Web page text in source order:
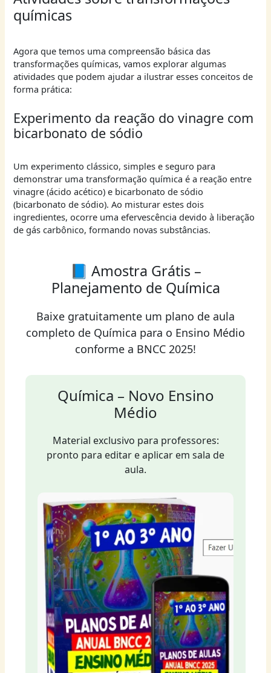
químicas
Agora que temos uma compreensão básica das
transformações químicas, vamos explorar algumas
atividades que podem ajudar a ilustrar esses conceitos de
forma prática:
Experimento da reação do vinagre com
bicarbonato de sódio
Um experimento clássico, simples e seguro para
demonstrar uma transformação química é a reação entre
vinagre (ácido acético) e bicarbonato de sódio
(bicarbonato de sódio). Ao misturar estes dois
ingredientes, ocorre uma efervescência devido à liberação
de gás carbônico, formando novas substâncias.
📘 Amostra Grátis –
Planejamento de Química
Baixe gratuitamente um plano de aula
completo de Química para o Ensino Médio
conforme a BNCC 2025!
Química – Novo Ensino
Médio
Material exclusivo para professores:
pronto para editar e aplicar em sala de
aula.